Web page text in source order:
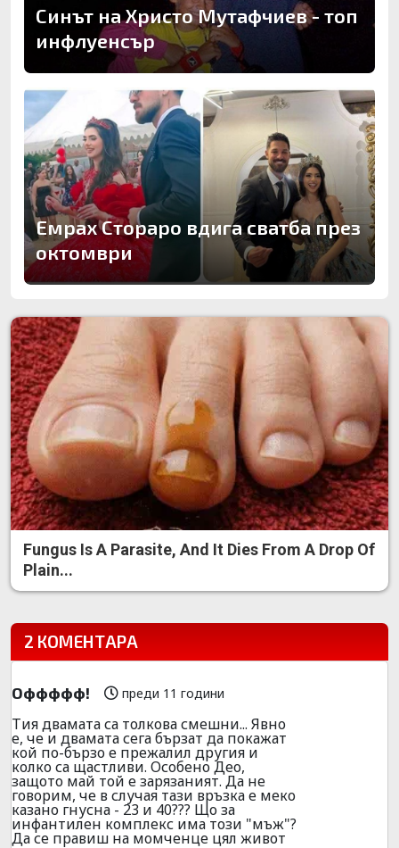
Синът на Христо Мутафчиев - топ
инфлуенсър
Емрах Стораро вдига сватба през
октомври
Fungus Is A Parasite, And It Dies From A Drop Of
Plain...
2 КОМЕНТАРА
Оффффф! преди 11 години
Тия двамата са толкова смешни... Явно
е, че и двамата сега бързат да покажат
кой по-бързо е прежалил другия и
колко са щастливи. Особено Део,
защото май той е зарязаният. Да не
говорим, че в случая тази връзка е меко
казано гнусна - 23 и 40??? Що за
инфантилен комплекс има този "мъж"?
Да се правиш на момченце цял живот